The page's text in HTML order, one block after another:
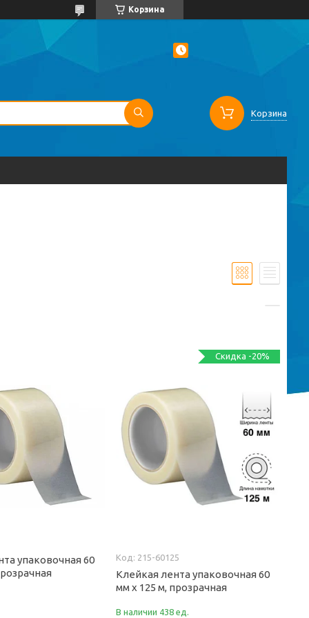
Корзина
Корзина
упаковочная 60
Скидка -20%
215-60125
Клейкая лента упаковочная 60
мм х 125 м, прозрачная
В наличии 438 ед.